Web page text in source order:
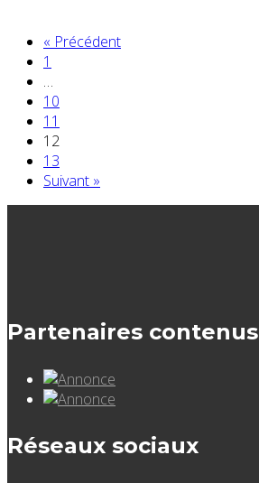
« Précédent
1
…
10
11
12
13
Suivant »
Partenaires contenus
Réseaux sociaux